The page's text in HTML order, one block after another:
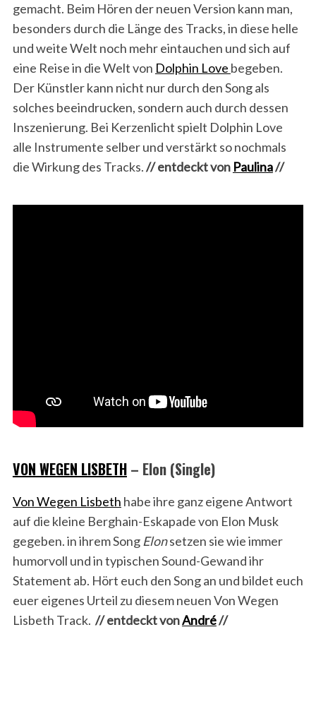
gemacht. Beim Hören der neuen Version kann man,
besonders durch die Länge des Tracks, in diese helle
und weite Welt noch mehr eintauchen und sich auf
eine Reise in die Welt von Dolphin Love begeben.
Der Künstler kann nicht nur durch den Song als
solches beeindrucken, sondern auch durch dessen
Inszenierung. Bei Kerzenlicht spielt Dolphin Love
alle Instrumente selber und verstärkt so nochmals
die Wirkung des Tracks.// entdeckt von Paulina//
VON WEGEN LISBETH– Elon (Single)
Von Wegen Lisbeth habe ihre ganz eigene Antwort
auf die kleine Berghain-Eskapade von Elon Musk
gegeben. in ihrem Song Elonsetzen sie wie immer
humorvoll und in typischen Sound-Gewand ihr
Statement ab. Hört euch den Song an und bildet euch
euer eigenes Urteil zu diesem neuen Von Wegen
Lisbeth Track. // entdeckt vonAndré//